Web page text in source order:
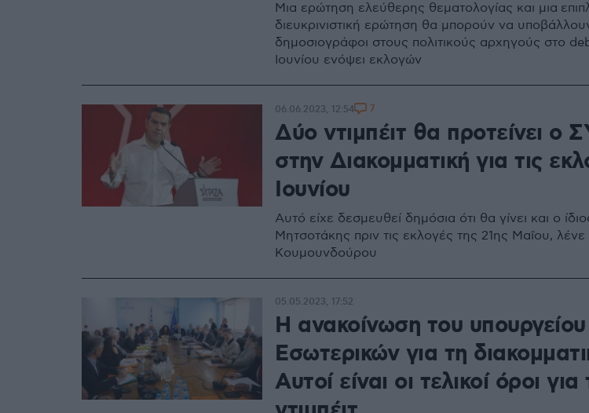
Μια ερώτηση ελεύθερης θεματολογίας και μια
διευκρινιστική ερώτηση θα μπορούν να
δημοσιογράφοι στους πολιτικούς αρχηγούς στο
Ιουνίου ενόψει εκλογών
Δύο ντιμπέιτ θα προτείνει ο
στην Διακομματική για τις
Ιουνίου
Αυτό είχε δεσμευθεί δημόσια ότι θα γίνει και ο
Μητσοτάκης πριν τις εκλογές της 21ης Μαΐου,
Κουμουνδούρου
06.06.2023, 12:54 7
Η ανακοίνωση του υπουργείου
Εσωτερικών για τη
Αυτοί είναι οι τελικοί όροι για
05.05.2023, 17:52